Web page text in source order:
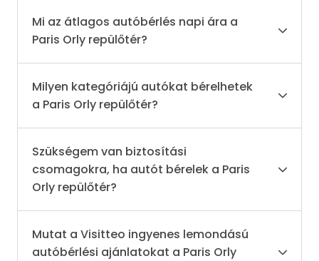
Mi az átlagos autóbérlés napi ára a
Paris Orly repülőtér?
Milyen kategóriájú autókat bérelhetek
a Paris Orly repülőtér?
Szükségem van biztosítási
csomagokra, ha autót bérelek a Paris
Orly repülőtér?
Mutat a Visitteo ingyenes lemondású
autóbérlési ajánlatokat a Paris Orly